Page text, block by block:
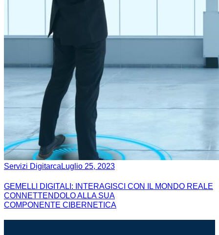
Servizi DigitarcaLuglio 25, 2023
GEMELLI DIGITALI: INTERAGISCI CON IL MONDO REALE
CONNETTENDOLO ALLA SUA
COMPONENTE CIBERNETICA